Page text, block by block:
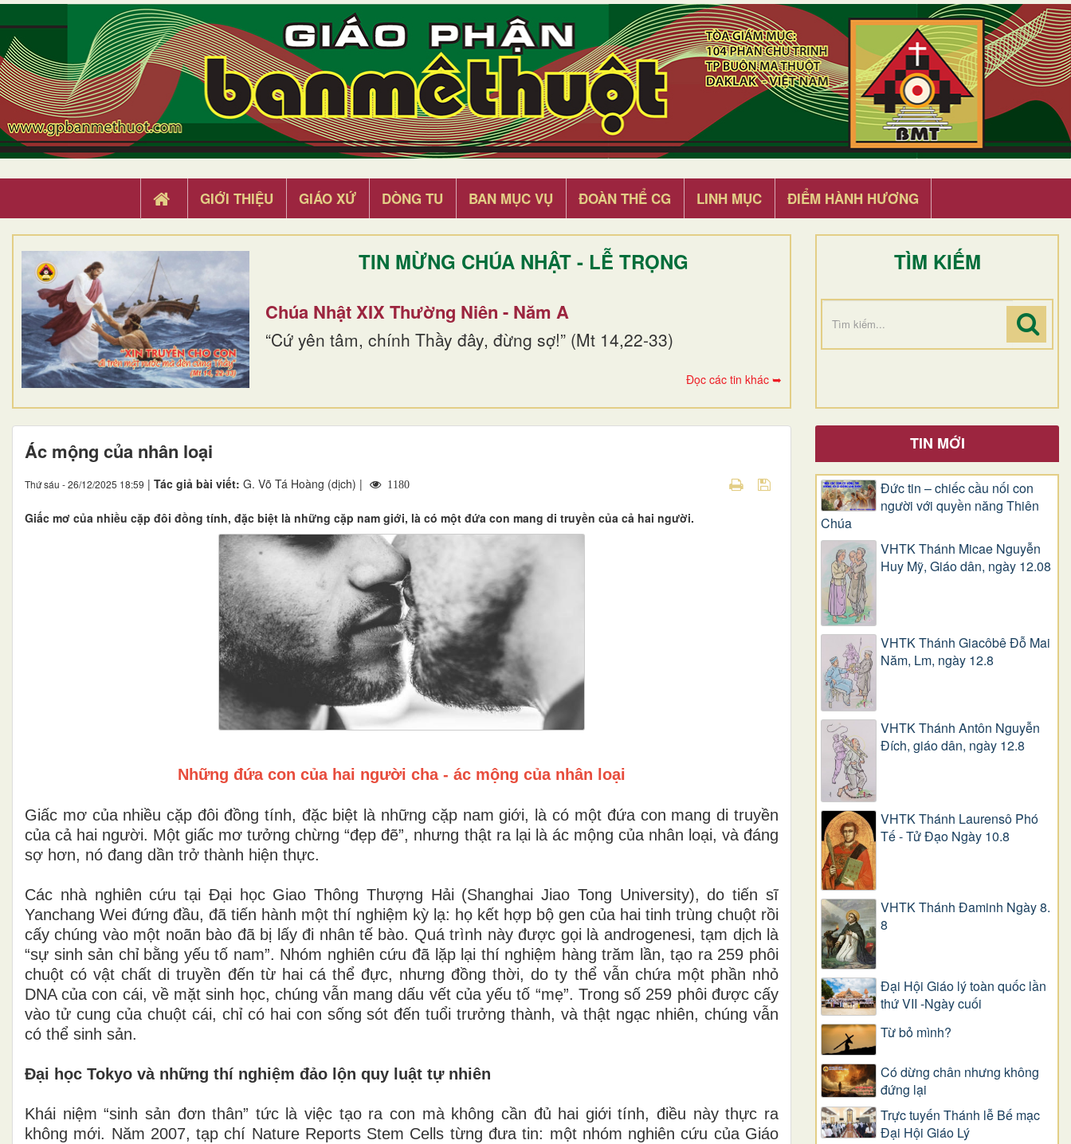
GIỚI THIỆU GIÁO XỨ DÒNG TU BAN MỤC VỤ ĐOÀN THỂ CG LINH MỤC ĐIỂM HÀNH HƯƠNG
TIN MỪNG CHÚA NHẬT - LỄ TRỌNG
Chúa Nhật XIX Thường Niên - Năm A
“Cứ yên tâm, chính Thầy đây, đừng sợ!” (Mt 14,22-33)
Đọc các tin khác ➥
TÌM KIẾM
Ác mộng của nhân loại
Thứ sáu - 26/12/2025 18:59 | Tác giả bài viết: G. Võ Tá Hoàng (dịch) | 1180
Giấc mơ của nhiều cặp đôi đồng tính, đặc biệt là những cặp nam giới, là có một đứa con mang di truyền của cả hai người.
Những đứa con của hai người cha - ác mộng của nhân loại
Giấc mơ của nhiều cặp đôi đồng tính, đặc biệt là những cặp nam giới, là có một đứa con mang di truyền
của cả hai người. Một giấc mơ tưởng chừng “đẹp đẽ”, nhưng thật ra lại là ác mộng của nhân loại, và đáng
sợ hơn, nó đang dần trở thành hiện thực.
Các nhà nghiên cứu tại Đại học Giao Thông Thượng Hải (Shanghai Jiao Tong University), do tiến sĩ
Yanchang Wei đứng đầu, đã tiến hành một thí nghiệm kỳ lạ: họ kết hợp bộ gen của hai tinh trùng chuột rồi
cấy chúng vào một noãn bào đã bị lấy đi nhân tế bào. Quá trình này được gọi là androgenesi, tạm dịch là
“sự sinh sản chỉ bằng yếu tố nam”. Nhóm nghiên cứu đã lặp lại thí nghiệm hàng trăm lần, tạo ra 259 phôi
chuột có vật chất di truyền đến từ hai cá thể đực, nhưng đồng thời, do ty thể vẫn chứa một phần nhỏ
DNA của con cái, về mặt sinh học, chúng vẫn mang dấu vết của yếu tố “mẹ”. Trong số 259 phôi được cấy
vào tử cung của chuột cái, chỉ có hai con sống sót đến tuổi trưởng thành, và thật ngạc nhiên, chúng vẫn
có thể sinh sản.
Đại học Tokyo và những thí nghiệm đảo lộn quy luật tự nhiên
Khái niệm “sinh sản đơn thân” tức là việc tạo ra con mà không cần đủ hai giới tính, điều này thực ra
không mới. Năm 2007, tạp chí Nature Reports Stem Cells từng đưa tin: một nhóm nghiên cứu của Giáo
TIN MỚI
Đức tin – chiếc cầu nối con
người với quyền năng Thiên
Chúa
VHTK Thánh Micae Nguyễn
Huy Mỹ, Giáo dân, ngày 12.08
VHTK Thánh Giacôbê Ðỗ Mai
Năm, Lm, ngày 12.8
VHTK Thánh Antôn Nguyễn
Ðích, giáo dân, ngày 12.8
VHTK Thánh Laurensô Phó
Tế - Tử Đạo Ngày 10.8
VHTK Thánh Đaminh Ngày 8.
8
Đại Hội Giáo lý toàn quốc lần
thứ VII -Ngày cuối
Từ bỏ mình?
Có dừng chân nhưng không
đứng lại
Trực tuyến Thánh lễ Bế mạc
Đại Hội Giáo Lý